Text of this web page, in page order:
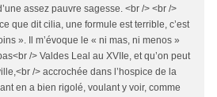
assez pauvre sagesse. <br /> <br />
que dit cilia, une formule est terrible, c’est
». Il m’évoque le « ni mas, ni menos »
/> Valdes Leal au XVIIe, et qu’on peut
/> accrochée dans l’hospice de la
en a bien rigolé, voulant y voir, comme